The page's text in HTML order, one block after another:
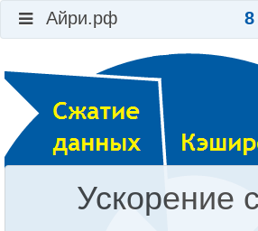
Айри.рф 8
Ускорение